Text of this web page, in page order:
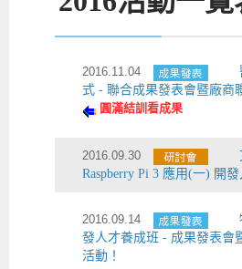
2016.11.04
式 - 聯合成果發表會暨廠商
圓滿結訓看成果
2016.09.30
Raspberry Pi 3 應用(一) 開
2016.09.14
發人才養成班 - 成果發表會
活動！